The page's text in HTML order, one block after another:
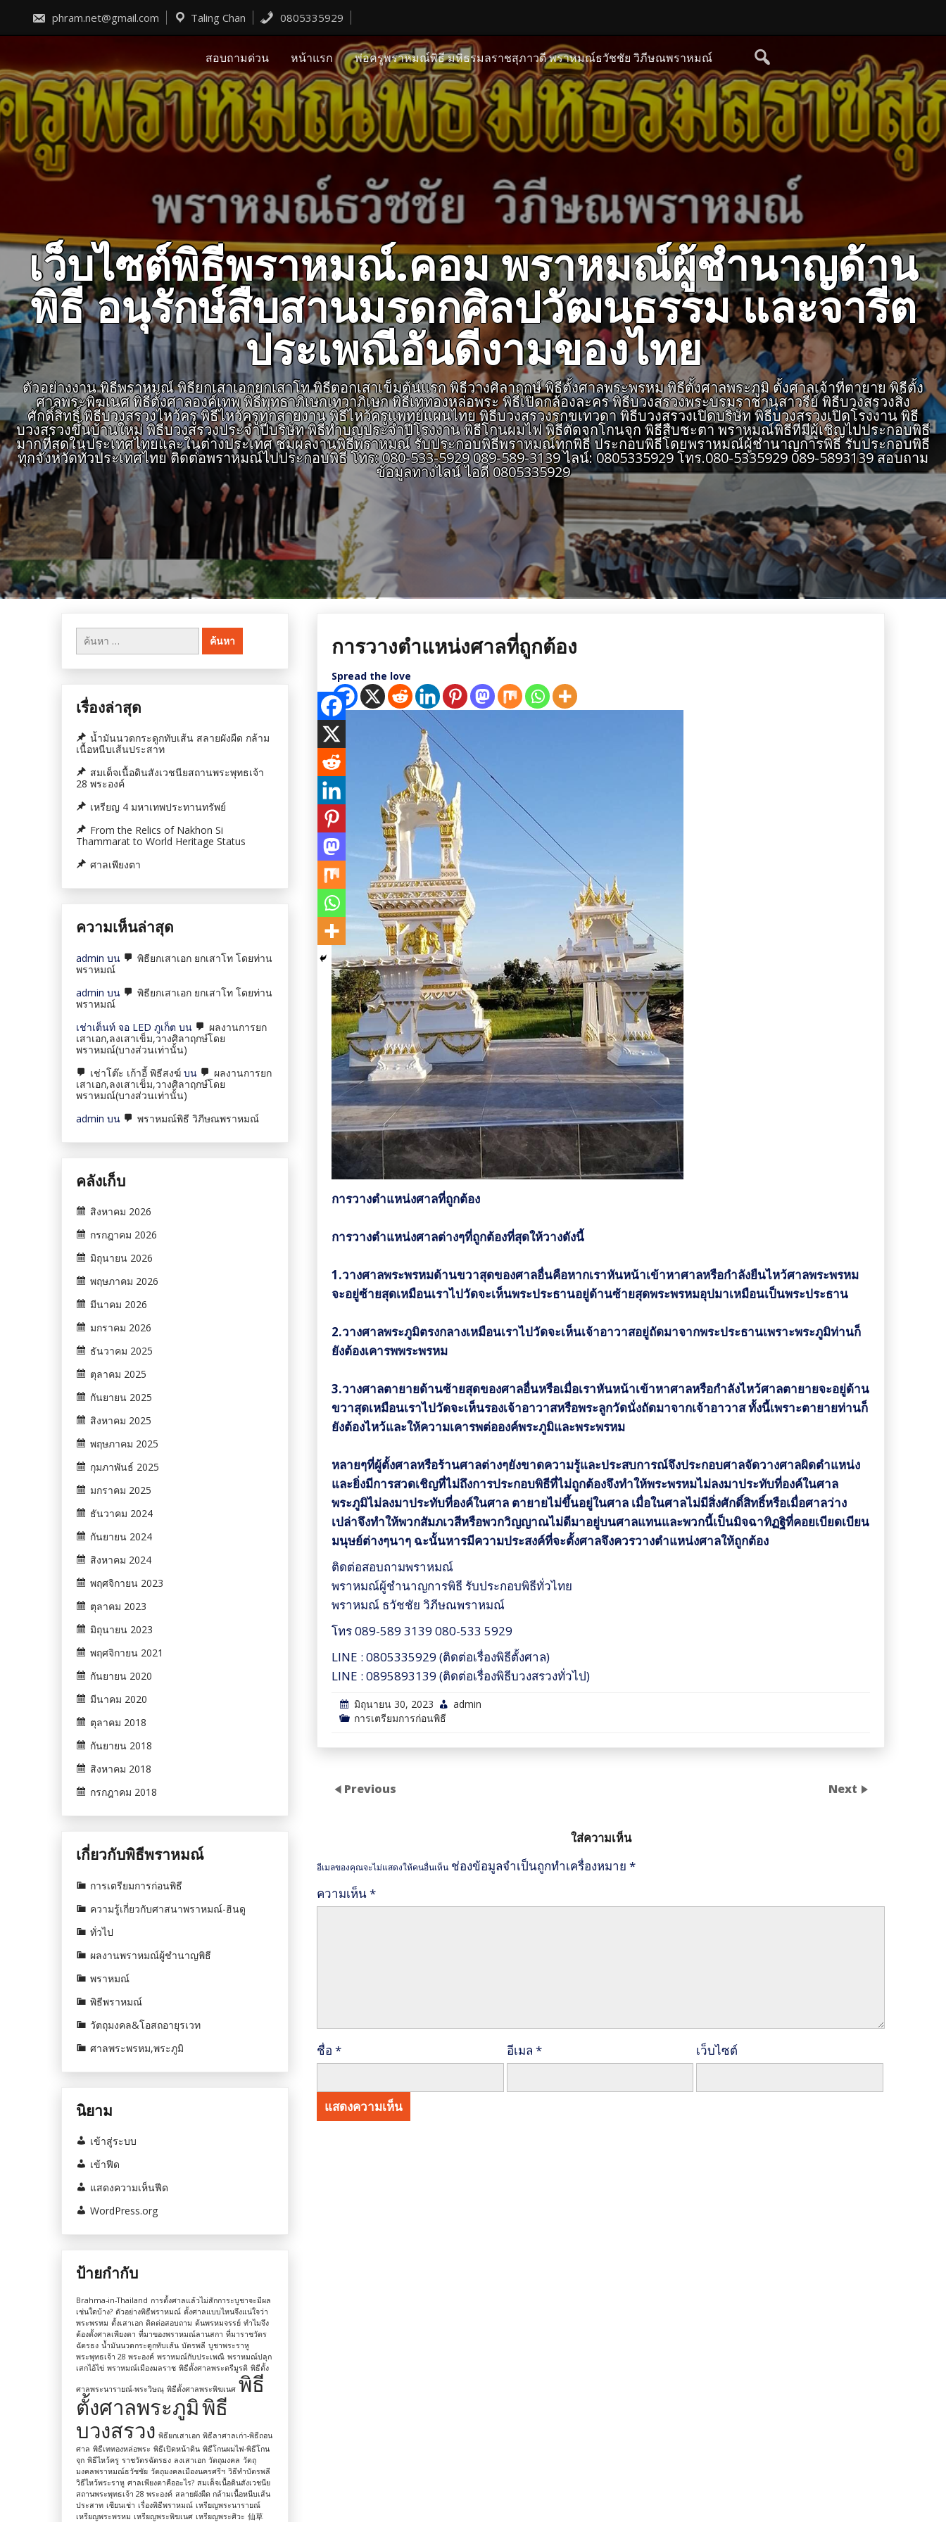
content
phram.net@gmail.com Taling Chan 0805335929
สอบถามด่วน หน้าแรก พ่อครูพราหมณ์พิธี มหิธรมลราชสุภาวดี พราหมณ์ธวัชชัย วิภีษณพราหมณ์
เว็บไซต์พิธีพราหมณ์.คอม พราหมณ์ผู้ชำนาญด้าน
พิธี อนุรักษ์สืบสานมรดกศิลปวัฒนธรรม และจารีต
ประเพณีอันดีงามของไทย
ตัวอย่างงาน พิธีพราหมณ์ พิธียกเสาเอกยกเสาโท พิธีตอกเสาเข็มต้นแรก พิธีวางศิลาฤกษ์ พิธีตั้งศาลพระพรหม พิธีตั้งศาลพระภูมิ ตั้งศาลเจ้าที่ตายาย พิธีตั้ง
ศาลพระพิฆเนศ พิธีตั้งศาลองค์เทพ พิธีพุทธาภิเษกเทวาภิเษก พิธีเททองหล่อพระ พิธีเปิดกล้องละคร พิธีบวงสรวงพระบรมราชานุสาวรีย์ พิธีบวงสรวงสิ่ง
ศักดิ์สิทธิ์ พิธีบวงสรวงไหว้ครู พิธีไหว้ครูทุกสายงาน พิธีไหว้ครูแพทย์แผนไทย พิธีบวงสรวงรุกขเทวดา พิธีบวงสรวงเปิดบริษัท พิธีบวงสรวงเปิดโรงงาน พิธี
บวงสรวงขึ้นบ้านใหม่ พิธีบวงสรวงประจำปีบริษัท พิธีทำบุญประจำปีโรงงาน พิธีโกนผมไฟ พิธีตัดจุกโกนจุก พิธีสืบชะตา พราหมณ์พิธีที่มีผู้เชิญไปประกอบพิธี
มากที่สุดในประเทศไทยและในต่างประเทศ ชมผลงานพิธีพราหมณ์ รับประกอบพิธีพราหมณ์ทุกพิธี ประกอบพิธีโดยพราหมณ์ผู้ชำนาญการพิธี รับประกอบพิธี
ทุกจังหวัดทั่วประเทศไทย ติดต่อพราหมณ์ไปประกอบพิธี โทร: 080-533-5929 089-589-3139 ไลน์: 0805335929 โทร.080-5335929 089-5893139 สอบถาม
ข้อมูลทางไลน์ ไอดี 0805335929
การวางตำแหน่งศาลที่ถูกต้อง
Spread the love
การวางตำแหน่งศาลที่ถูกต้อง
การวางตำแหน่งศาลต่างๆที่ถูกต้องที่สุดให้วางดังนี้
1.วางศาลพระพรหมด้านขวาสุดของศาลอื่นคือหากเราหันหน้าเข้าหาศาลหรือกำลังยืนไหว้ศาลพระพรหม
จะอยู่ซ้ายสุดเหมือนเราไปวัดจะเห็นพระประธานอยู่ด้านซ้ายสุดพระพรหมอุปมาเหมือนเป็นพระประธาน
2.วางศาลพระภูมิตรงกลางเหมือนเราไปวัดจะเห็นเจ้าอาวาสอยู่ถัดมาจากพระประธานเพราะพระภูมิท่านก็
ยังต้องเคารพพระพรหม
3.วางศาลตายายด้านซ้ายสุดของศาลอื่นหรือเมื่อเราหันหน้าเข้าหาศาลหรือกำลังไหว้ศาลตายายจะอยู่ด้าน
ขวาสุดเหมือนเราไปวัดจะเห็นรองเจ้าอาวาสหรือพระลูกวัดนั่งถัดมาจากเจ้าอาวาส ทั้งนี้เพราะตายายท่านก็
ยังต้องไหว้และให้ความเคารพต่อองค์พระภูมิและพระพรหม
หลายๆที่ผู้ตั้งศาลหรือร้านศาลต่างๆยังขาดความรู้และประสบการณ์จึงประกอบศาลจัดวางศาลผิดตำแหน่ง
และยิ่งมีการสวดเชิญที่ไม่ถึงการประกอบพิธีที่ไม่ถูกต้องจึงทำให้พระพรหมไม่ลงมาประทับที่องค์ในศาล
พระภูมิไม่ลงมาประทับที่องค์ในศาล ตายายไม่ขึ้นอยู่ในศาล เมื่อในศาลไม่มีสิ่งศักดิ์สิทธิ์หรือเมื่อศาลว่าง
เปล่าจึงทำให้พวกสัมภเวสีหรือพวกวิญญาณไม่ดีมาอยู่บนศาลแทนและพวกนี้เป็นมิจฉาทิฏฐิที่คอยเบียดเบียน
มนุษย์ต่างๆนาๆ ฉะนั้นหารมีความประสงค์ที่จะตั้งศาลจึงควรวางตำแหน่งศาลให้ถูกต้อง
ติดต่อสอบถามพราหมณ์
พราหมณ์ผู้ชำนาญการพิธี รับประกอบพิธีทั่วไทย
พราหมณ์ ธวัชชัย วิภีษณพราหมณ์
โทร 089-589 3139 080-533 5929
LINE : 0805335929 (ติดต่อเรื่องพิธีตั้งศาล)
LINE : 0895893139 (ติดต่อเรื่องพิธีบวงสรวงทั่วไป)
มิถุนายน 30, 2023
admin
การเตรียมการก่อนพิธี
Previous Next
ใส่ความเห็น
อีเมลของคุณจะไม่แสดงให้คนอื่นเห็น ช่องข้อมูลจำเป็นถูกทำเครื่องหมาย *
ความเห็น*
ชื่อ * อีเมล * เว็บไซต์
ค้นหา
สำหรับ:
เรื่องล่าสุด
น้ำมันนวดกระดูกทับเส้น สลายผังผืด กล้าม
เนื้อหนีบเส้นประสาท
สมเด็จเนื้อดินสังเวชนียสถานพระพุทธเจ้า
28 พระองค์
เหรียญ 4 มหาเทพประทานทรัพย์
From the Relics of Nakhon Si
Thammarat to World Heritage Status
ศาลเพียงตา
ความเห็นล่าสุด
admin บน
พิธียกเสาเอก ยกเสาโท โดยท่าน
พราหมณ์
admin บน
พิธียกเสาเอก ยกเสาโท โดยท่าน
พราหมณ์
เช่าเต็นท์ จอ LED ภูเก็ต บน
ผลงานการยก
เสาเอก,ลงเสาเข็ม,วางศิลาฤกษ์โดย
พราหมณ์(บางส่วนเท่านั้น)
เช่าโต๊ะ เก้าอี้ พิธีสงฆ์ บน
ผลงานการยก
เสาเอก,ลงเสาเข็ม,วางศิลาฤกษ์โดย
พราหมณ์(บางส่วนเท่านั้น)
admin บน พราหมณ์พิธี วิภีษณพราหมณ์
คลังเก็บ
สิงหาคม 2026
กรกฎาคม 2026
มิถุนายน 2026
พฤษภาคม 2026
มีนาคม 2026
มกราคม 2026
ธันวาคม 2025
ตุลาคม 2025
กันยายน 2025
สิงหาคม 2025
พฤษภาคม 2025
กุมภาพันธ์ 2025
มกราคม 2025
ธันวาคม 2024
กันยายน 2024
สิงหาคม 2024
พฤศจิกายน 2023
ตุลาคม 2023
มิถุนายน 2023
พฤศจิกายน 2021
กันยายน 2020
มีนาคม 2020
ตุลาคม 2018
กันยายน 2018
สิงหาคม 2018
กรกฎาคม 2018
เกี่ยวกับพิธีพราหมณ์
การเตรียมการก่อนพิธี
ความรู้เกี่ยวกับศาสนาพราหมณ์-ฮินดู
ทั่วไป
ผลงานพราหมณ์ผู้ชำนาญพิธี
พราหมณ์
พิธีพราหมณ์
วัตถุมงคล&โอสถอายุรเวท
ศาลพระพรหม,พระภูมิ
นิยาม
เข้าสู่ระบบ
เข้าฟีด
แสดงความเห็นฟีด
WordPress.org
ป้ายกำกับ
Brahma-in-Thailand การตั้งศาลแล้วไม่สักการะบูชาจะมีผล
เช่นใดบ้าง? ตัวอย่างพิธีพราหมณ์ ตั้งศาลแบบไหนจึงแน่ใจว่า
พระพรหม ตั้งเสาเอก ติดต่อสอบถาม ต้นพรหมจรรย์ ทำไมจึง
ต้องตั้งศาลเพียงตา ที่มาของพราหมณ์ลานสกา ที่มาราชวัตร
ฉัตรธง น้ำมันนวดกระดูกทับเส้น บัตรพลี บูชาพระราหู
พระพุทธเจ้า 28 พระองค์ พราหมณ์กับประเพณี พราหมณ์ปลุก
เสกไอ้ไข่ พราหมณ์เมืองมลราช พิธีตั้งศาลพระตรีมูรติ พิธีตั้ง
ศาลพระนารายณ์-พระวิษณุ พิธีตั้งศาลพระพิฆเนศ พิธี
ตั้งศาลพระภูมิพิธี
บวงสรวง พิธียกเสาเอก พิธีลาศาลเก่า-พิธีถอน
ศาล พิธีเททองหล่อพระ พิธีเปิดหน้าดิน พิธีโกนผมไฟ-พิธีโกน
จุก พิธีไหว้ครู ราชวัตรฉัตรธง ลงเสาเอก วัตถุมงคล วัตถุ
มงคลพราหมณ์ธวัชชัย วัตถุมงคลเมืองนครศรีฯ วิธีทำบัตรพลี
วิธีไหว้พระราหู ศาลเพียงตาคืออะไร? สมเด็จเนื้อดินสังเวชนีย
สถานพระพุทธเจ้า 28 พระองค์ สลายผังผืด กล้ามเนื้อหนีบเส้น
ประสาท เซียนเช่า เรื่องพิธีพราหมณ์ เหรียญพระนารายณ์
เหรียญพระพรหม เหรียญพระพิฆเนศ เหรียญพระศิวะ 仙草